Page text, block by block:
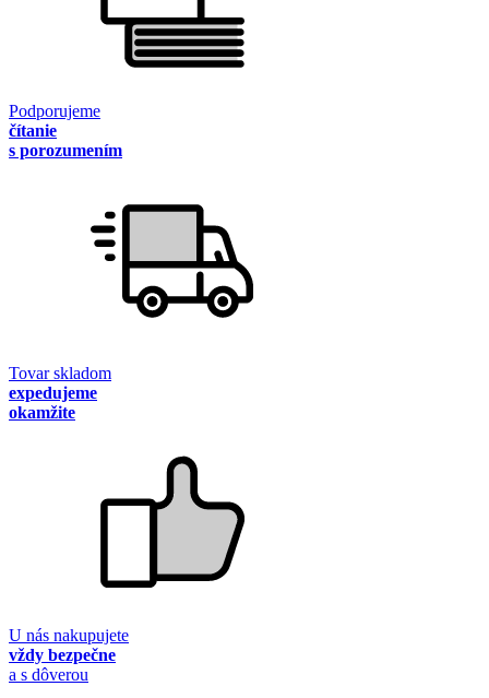
Podporujeme
čítanie
s porozumením
Tovar skladom
expedujeme
okamžite
U nás nakupujete
vždy bezpečne
a s dôverou